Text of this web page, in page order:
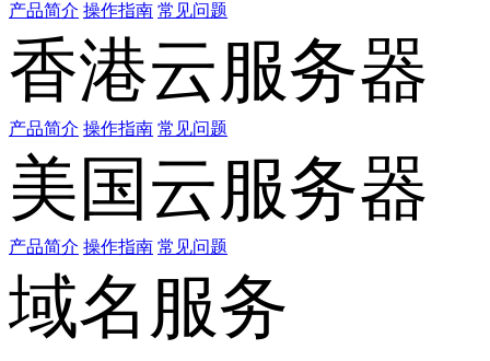
产品简介 操作指南 常见问题
香港云服务器
产品简介 操作指南 常见问题
美国云服务器
产品简介 操作指南 常见问题
域名服务